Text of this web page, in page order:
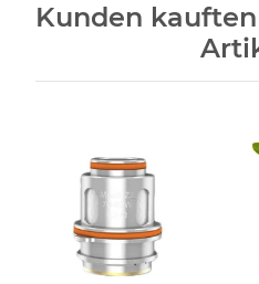
Kunden